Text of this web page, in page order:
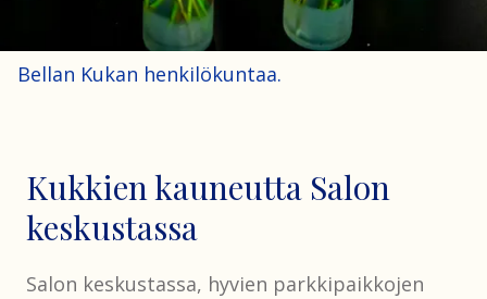
Bellan Kukan henkilökuntaa.
Kukkien kauneutta Salon
keskustassa
Salon keskustassa, hyvien parkkipaikkojen